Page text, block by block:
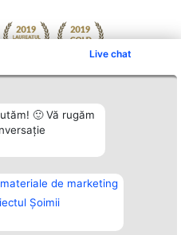
Live chat
🙂 Vă rugăm
de marketing
Șoimii
de